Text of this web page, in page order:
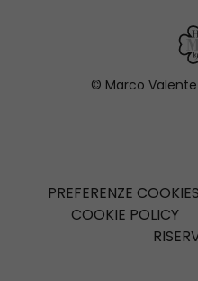
© Marco
PREFERENZE COOKIES
COOKIE POLICY